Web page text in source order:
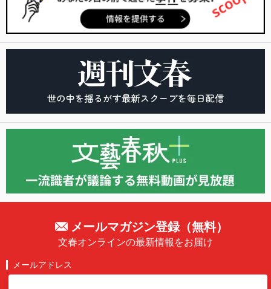
メールマガジン登録（無料）
文春オンラインの最新情報をお届け
メールアドレス